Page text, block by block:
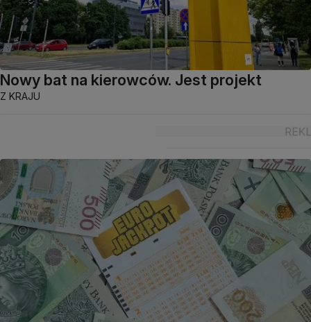
Nowy bat na kierowców. Jest projekt
Z KRAJU